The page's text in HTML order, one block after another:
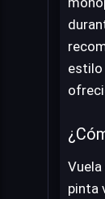
estilo
pinta